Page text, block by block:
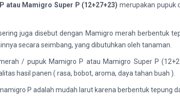
atau Mamigro Super P (12+27+23) merupakan pupuk
juga disebut dengan Mamigro merah berbentuk
secara seimbang, yang dibutuhkan oleh tanaman.
/ pupuk Mamigro P atau Mamigro Super P
hasil panen ( rasa, bobot, aroma, daya tahan buah ).
P adalah mudah larut karena berbentuk tepung